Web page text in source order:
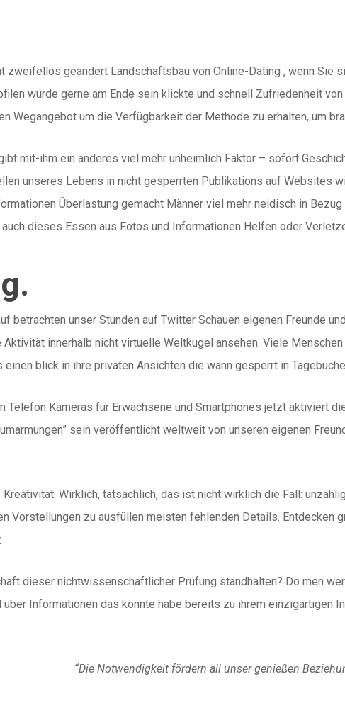
zweifellos geändert Landschaftsbau von Online-Dating , wenn Sie
würde gerne am Ende sein klickte und schnell Zufriedenheit
Wegangebot um die Verfügbarkeit der Methode zu erhalten, um
mit-ihm ein anderes viel mehr unheimlich Faktor – sofort
unseres Lebens in nicht gesperrten Publikations auf Websites
Überlastung gemacht Männer viel mehr neidisch in
dieses Essen aus Fotos und Informationen Helfen oder
betrachten unser Stunden auf Twitter Schauen eigenen Freunde
Aktivität innerhalb nicht virtuelle Weltkugel ansehen. Viele
einen blick in ihre privaten Ansichten die wann gesperrt in
Telefon Kameras für Erwachsene und Smartphones jetzt aktiviert
sein veröffentlicht weltweit von unseren eigenen
Wirklich, tatsächlich, das ist nicht wirklich die Fall:
Vorstellungen zu ausfüllen meisten fehlenden Details. Entdecken
dieser nichtwissenschaftlicher Prüfung standhalten? Do men
Informationen das könnte habe bereits zu ihrem einzigartigen
“Die Notwendigkeit fördern all unser genießen